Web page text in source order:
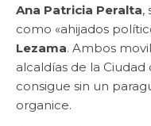
Ana Patricia Peralta,
como «ahijados
Lezama. Ambos
alcaldías de la
consigue sin un
organice.